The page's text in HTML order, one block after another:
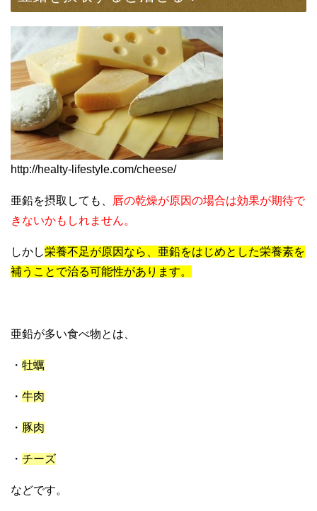
http://healty-lifestyle.com/cheese/
亜鉛を摂取しても、
唇の乾燥が原因の場合は効果が期待で
きないかもしれません。
しかし栄養不足が原因なら、亜鉛をはじめとした栄養素を
補うことで治る可能性があります。
亜鉛が多い食べ物とは、
・ 牡蠣
・ 牛肉
・ 豚肉
・ チーズ
などです。